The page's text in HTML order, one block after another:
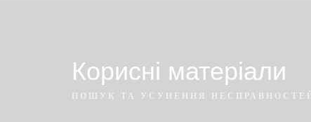
Корисні матеріали
ПОШУК ТА УСУНЕННЯ НЕСПРАВНОСТЕЙ